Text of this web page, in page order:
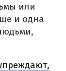
или
и одна